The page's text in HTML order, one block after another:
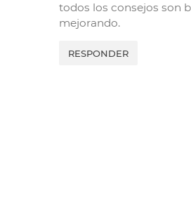
todos los consejos son
mejorando.
RESPONDER